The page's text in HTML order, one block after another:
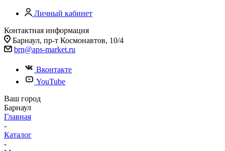
Личный кабинет
Контактная информация
Барнаул, пр-т Космонавтов, 10/4
brn@aps-market.ru
Вконтакте
YouTube
Ваш город
Барнаул
Главная
-
Каталог
-